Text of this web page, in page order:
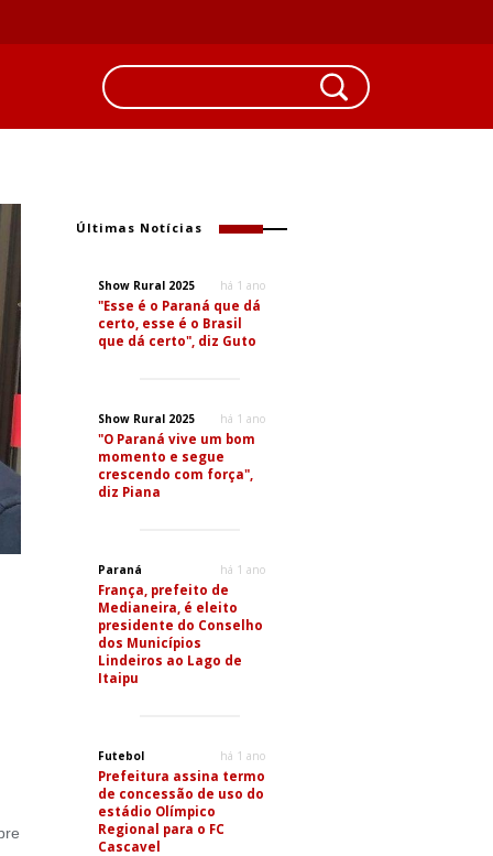
Últimas Notícias
Show Rural 2025 há 1 ano
"Esse é o Paraná que dá
certo, esse é o Brasil
que dá certo", diz Guto
Show Rural 2025 há 1 ano
"O Paraná vive um bom
momento e segue
crescendo com força",
diz Piana
Paraná há 1 ano
França, prefeito de
Medianeira, é eleito
presidente do Conselho
dos Municípios
Lindeiros ao Lago de
Itaipu
Futebol há 1 ano
Prefeitura assina termo
de concessão de uso do
estádio Olímpico
Regional para o FC
Cascavel